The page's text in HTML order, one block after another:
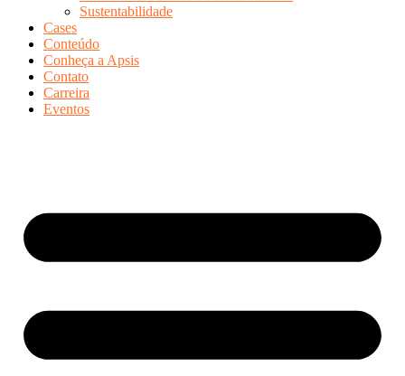
Sustentabilidade
Cases
Conteúdo
Conheça a Apsis
Contato
Carreira
Eventos